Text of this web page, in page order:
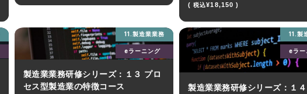
(税込¥18,150 )
11.製造業業務
eラーニング
製造業業務研修シリーズ：１３ プロ
セス型製造業の特徴コース
11.製
eラー
製造業業務研修シリーズ：１